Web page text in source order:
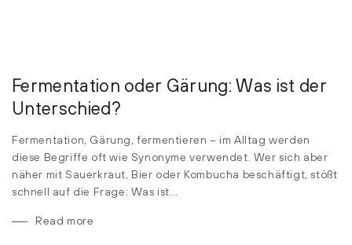
Fermentation oder Gärung: Was ist der
Unterschied?
Fermentation, Gärung, fermentieren – im Alltag werden
diese Begriffe oft wie Synonyme verwendet. Wer sich aber
näher mit Sauerkraut, Bier oder Kombucha beschäftigt, stößt
schnell auf die Frage: Was ist...
Read more